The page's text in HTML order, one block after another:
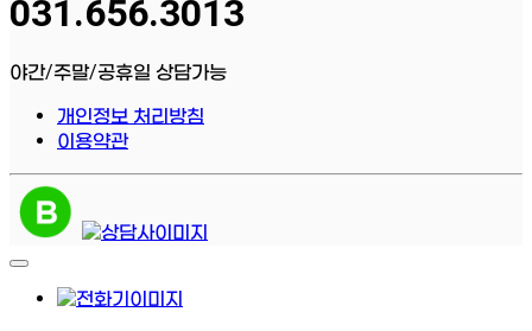
031.656.3013
야간/주말/공휴일 상담가능
개인정보 처리방침
이용약관